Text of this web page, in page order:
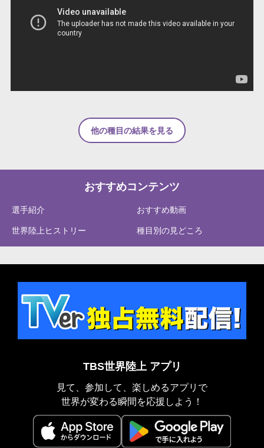
他の種目の結果を見る
おすすめコンテンツ
選手紹介 おすすめ動画
世界陸上ヒストリー 種目別の見どころ
TBS世界陸上 アプリ
見て、参加して、楽しめるアプリで
世界が変わる瞬間を応援しよう！